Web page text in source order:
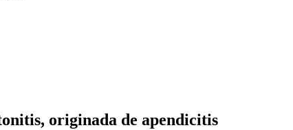
originada de apendicitis